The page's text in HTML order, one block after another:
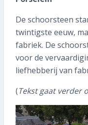
De schoorsteen
twintigste eeuw,
fabriek. De
voor de
liefhebberij van
(Tekst gaat verder